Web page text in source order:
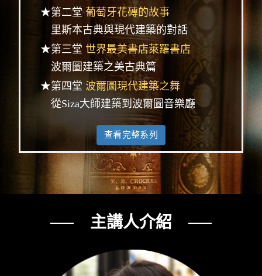
★第二堂葡萄牙花磚的故事
里斯本古典與現代建築的對話
★第三堂 世界最美書店萊羅書店
波爾圖建築之美古典篇
★第四堂 波爾圖現代建築之舞
從Siza大師建築到波爾圖音樂廳
查看完整系列
── 主講人介紹 ──